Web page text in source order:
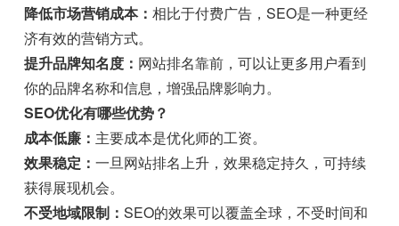
降低市场营销成本：相比于付费广告，SEO是一种更经
济有效的营销方式。
提升品牌知名度： 网站排名靠前，可以让更多用户看到
你的品牌名称和信息，增强品牌影响力。
SEO优化有哪些优势？
成本低廉： 主要成本是优化师的工资。
效果稳定：一旦网站排名上升，效果稳定持久，可持续
获得展现机会。
不受地域限制：SEO的效果可以覆盖全球，不受时间和